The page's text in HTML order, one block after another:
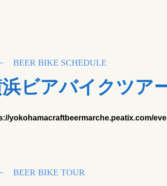
BEER BIKE SCHEDULE
ビアバイクツア
yokohamacraftbeermarche.peatix.com/
BEER BIKE TOUR